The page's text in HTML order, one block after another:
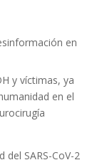
en
y víctimas, ya
en el
SARS-CoV-2